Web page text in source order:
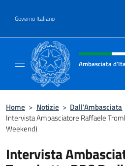
Governo Italiano
Intestazione sito,
Ambasciata
Home > Notizie > Dall’Ambasciata
Intervista Ambasciatore Raffaele
Weekend)
Intervista